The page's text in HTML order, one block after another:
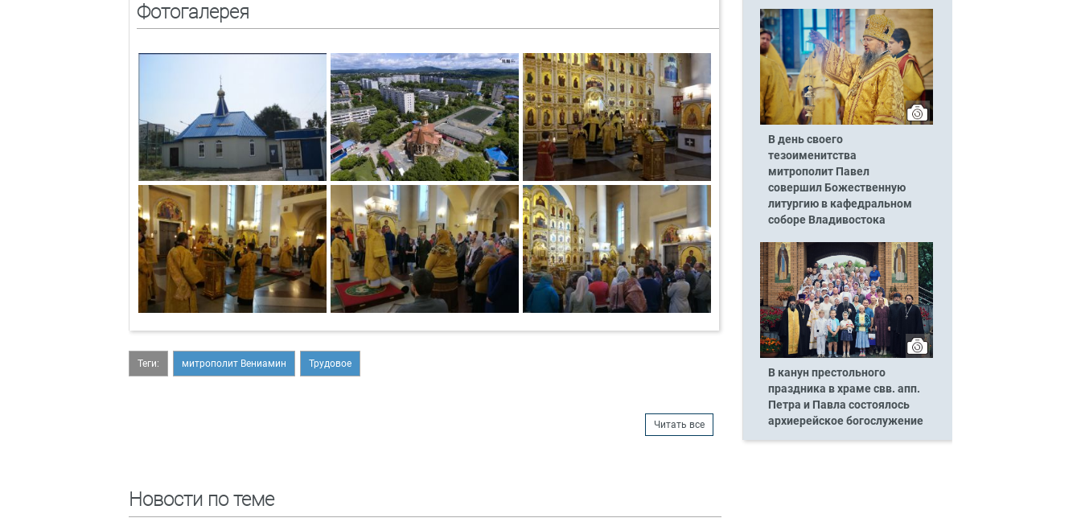
Фотогалерея
Теги: митрополит Вениамин Трудовое
Читать все
Новости по теме
В день своего
тезоименитства
митрополит Павел
совершил Божественную
литургию в кафедральном
соборе Владивостока
В канун престольного
праздника в храме свв. апп.
Петра и Павла состоялось
архиерейское богослужение